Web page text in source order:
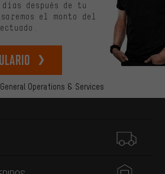
General Operations & Services
después de tu
el monto del